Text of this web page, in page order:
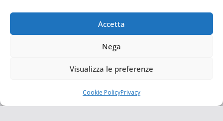
Accetta
Nega
Visualizza le preferenze
Cookie PolicyPrivacy
Associazione Culturale I Siciliani Giovani
via Randazzo 27 Catania
I Siciliani Giovani. Tutti i diritti riservati.
Tema:ColorMagdi ThemeGrill. Powered byWordPress.